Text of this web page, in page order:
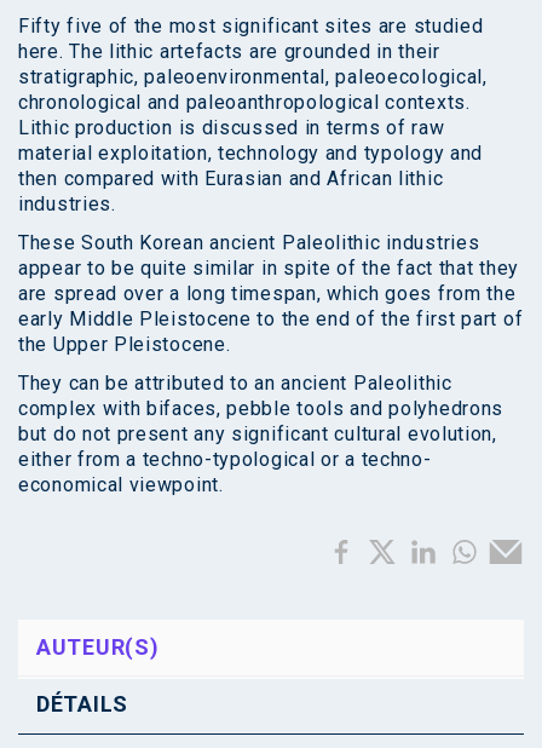
Fifty five of the most significant sites are studied
here. The lithic artefacts are grounded in their
stratigraphic, paleoenvironmental, paleoecological,
chronological and paleoanthropological contexts.
Lithic production is discussed in terms of raw
material exploitation, technology and typology and
then compared with Eurasian and African lithic
industries.
These South Korean ancient Paleolithic industries
appear to be quite similar in spite of the fact that they
are spread over a long timespan, which goes from the
early Middle Pleistocene to the end of the first part of
the Upper Pleistocene.
They can be attributed to an ancient Paleolithic
complex with bifaces, pebble tools and polyhedrons
but do not present any significant cultural evolution,
either from a techno-typological or a techno-
economical viewpoint.
AUTEUR(S)
DÉTAILS